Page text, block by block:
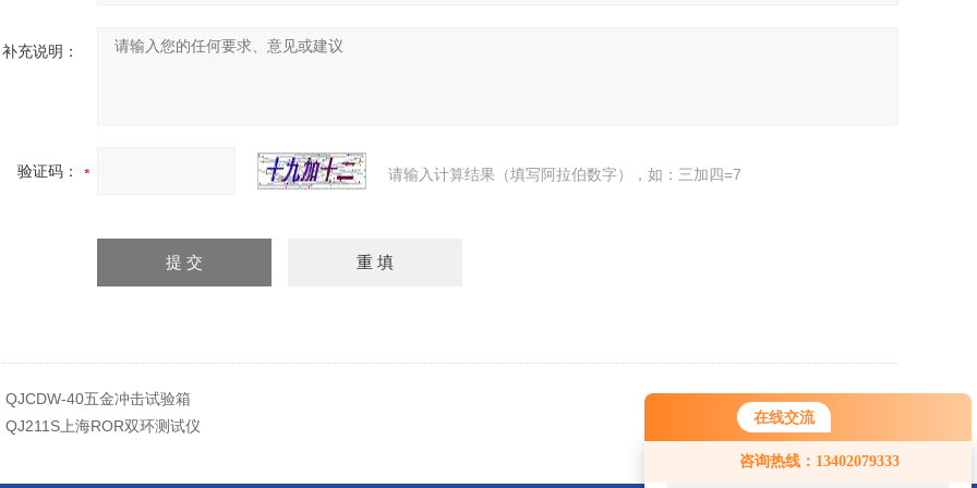
在线交流
咨询热线：13402079333
您好！欢迎前来咨询，很高兴为您
服务，请问您要咨询什么问题呢？
补充说明：
验证码： 请输入计算结果（填写阿拉伯数字），如：三加四=7
QJCDW-40五金冲击试验箱
QJ211S上海ROR双环测试仪